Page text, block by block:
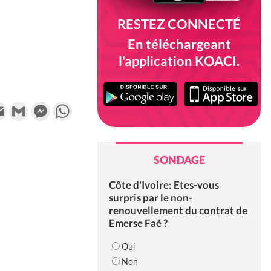
Email Gmail MessengerWhatsApp
RESTEZ CONNECTÉ
En téléchargeant
l'application KOACI.
SONDAGE
Côte d'Ivoire: Etes-vous
surpris par le non-
renouvellement du contrat de
Emerse Faé ?
Oui
Non